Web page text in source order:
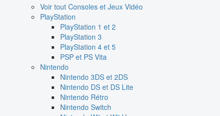
Voir tout Consoles et Jeux Vidéo
PlayStation
PlayStation 1 et 2
PlayStation 3
PlayStation 4 et 5
PSP et PS Vita
Nintendo
Nintendo 3DS et 2DS
Nintendo DS et DS Lite
Nintendo Rétro
Nintendo Switch